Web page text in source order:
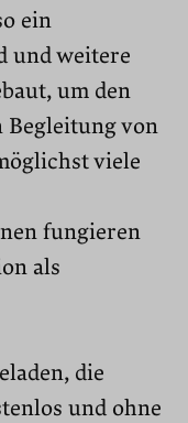
ein
und weitere
um den
Begleitung von
viele
fungieren
als
die
und ohne